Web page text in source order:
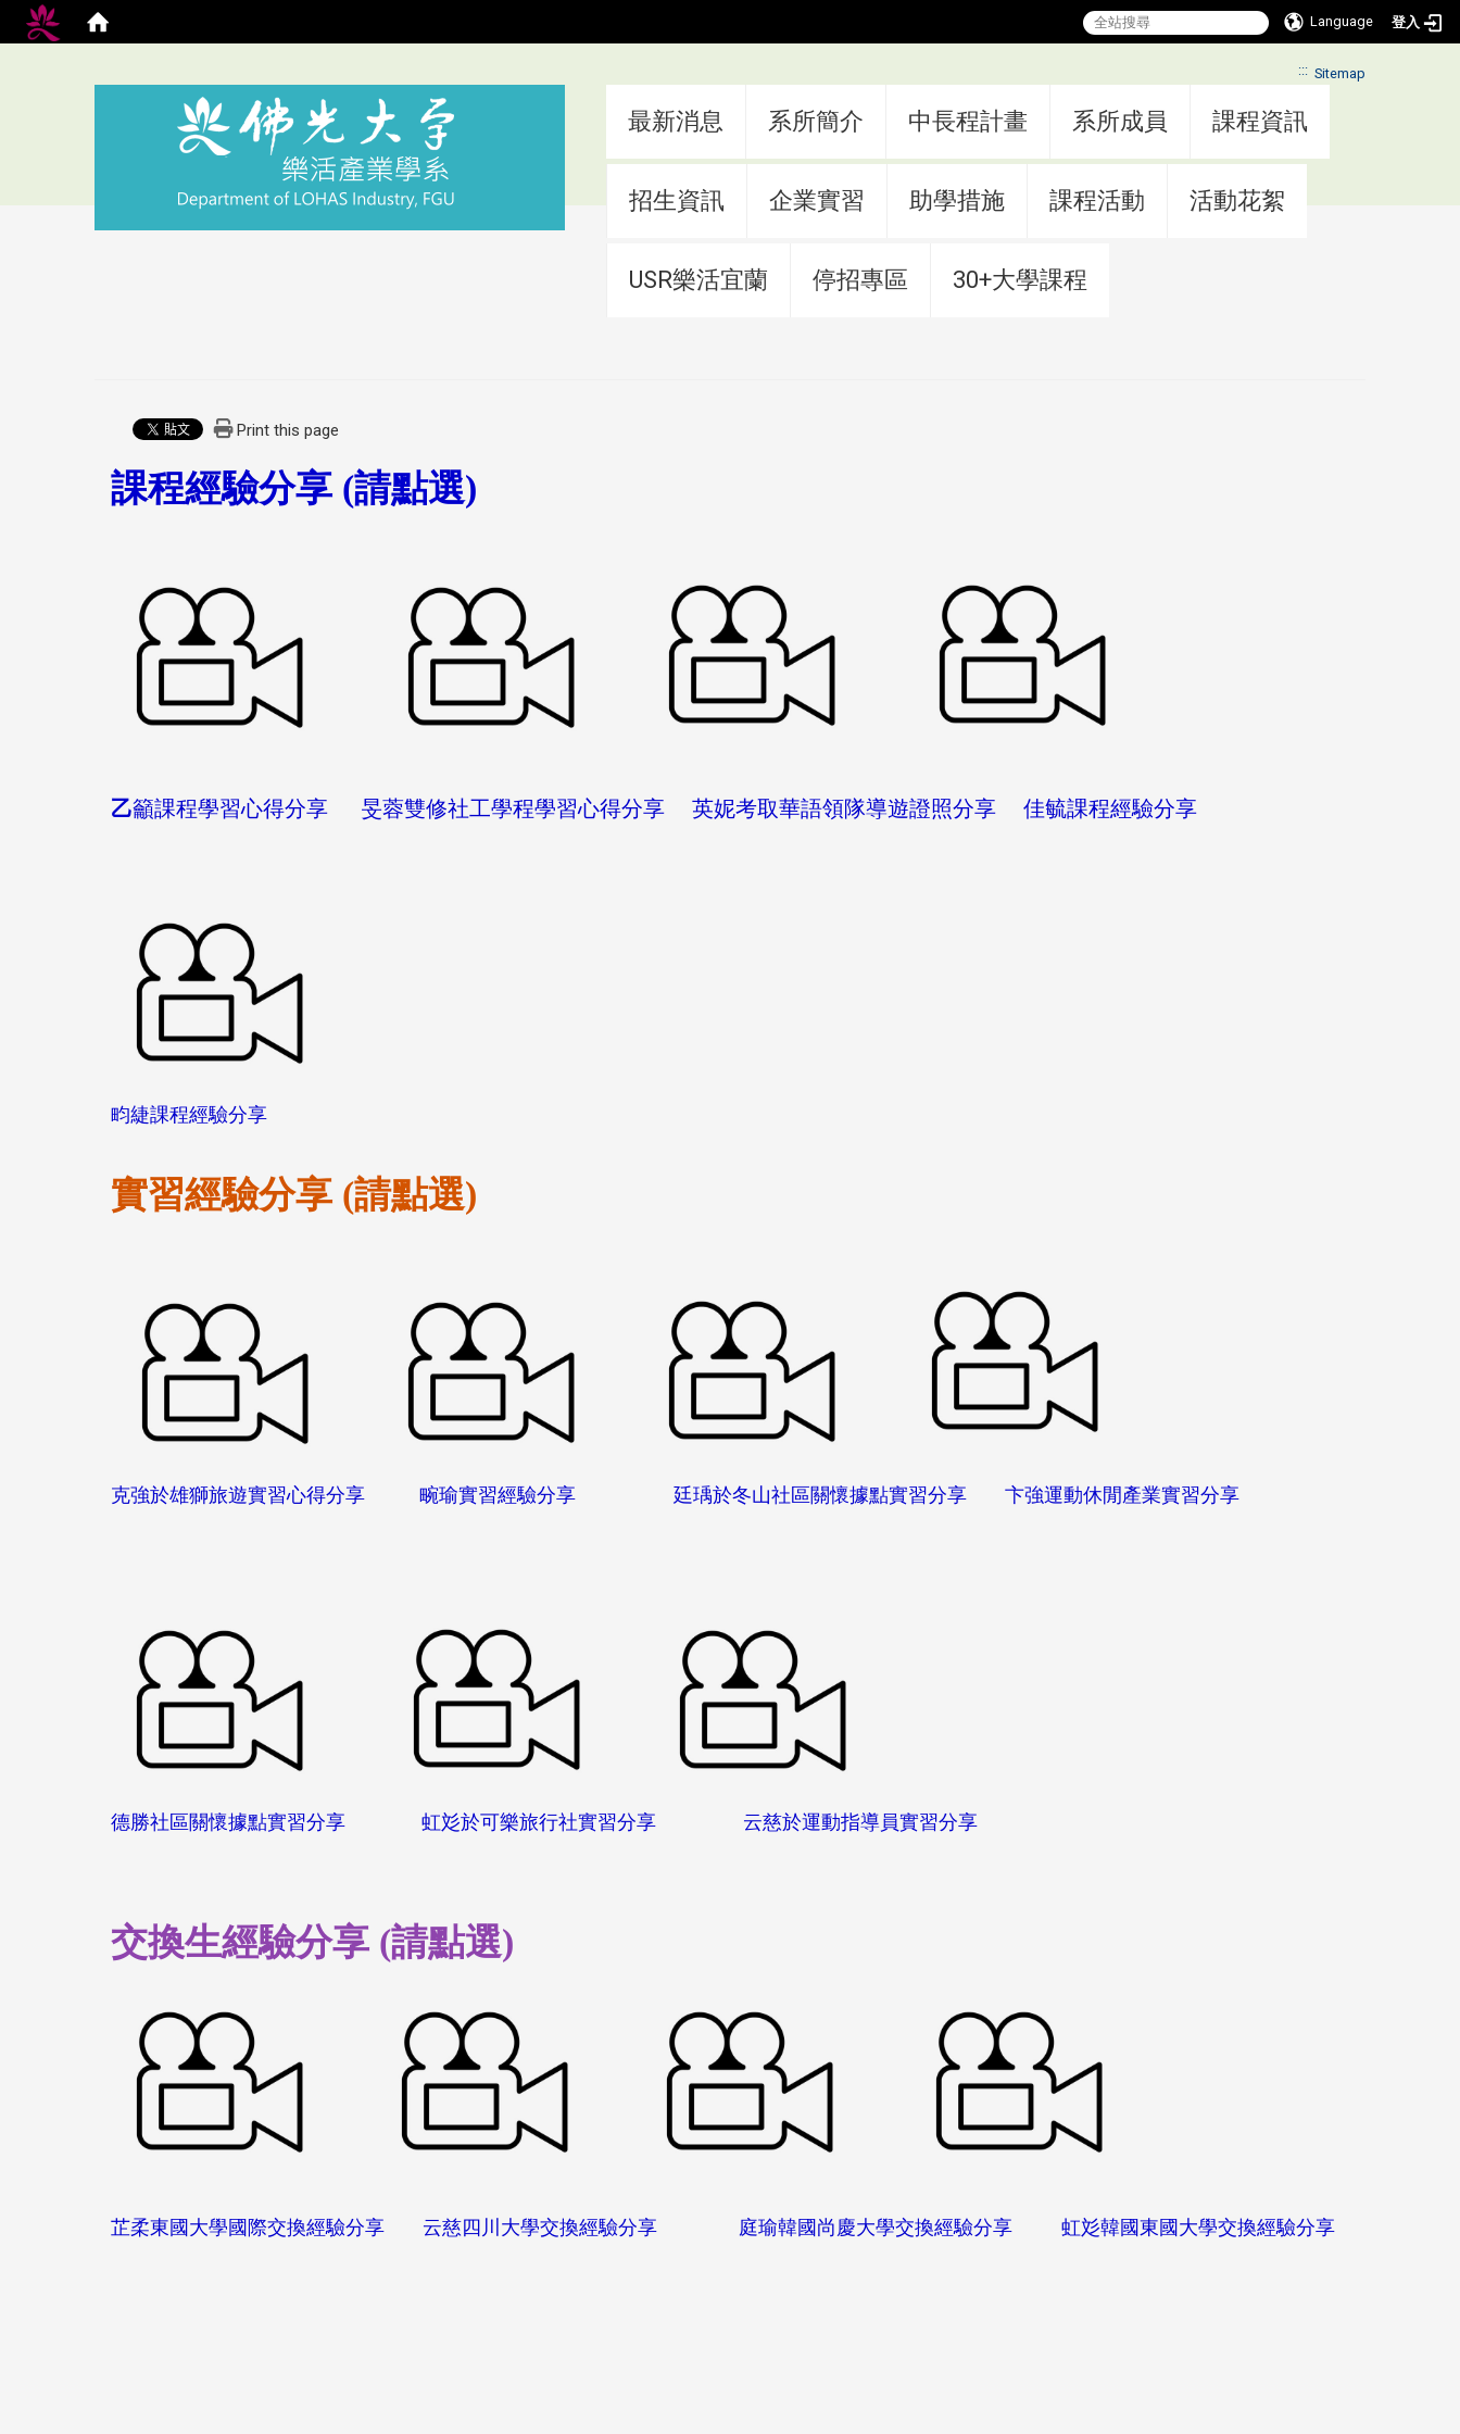
Language 登入
::: Sitemap
最新消息 系所簡介 中長程計畫 系所成員 課程資訊
招生資訊 企業實習 助學措施 課程活動 活動花絮
USR樂活宜蘭 停招專區 30+大學課程
Print this page
課程經驗分享 (請點選)
乙籲課程學習心得分享 旻蓉雙修社工學程學習心得分享 英妮考取華語領隊導遊證照分享 佳毓課程經驗分享
畇緁課程經驗分享
實習經驗分享 (請點選)
克強於雄獅旅遊實習心得分享 畹瑜實習經驗分享 廷瑀於冬山社區關懷據點實習分享 卞強運動休閒產業實習分享
德勝社區關懷據點實習分享 虹彣於可樂旅行社實習分享 云慈於運動指導員實習分享
交換生經驗分享 (請點選)
芷柔東國大學國際交換經驗分享 云慈四川大學交換經驗分享 庭瑜韓國尚慶大學交換經驗分享 虹彣韓國東國大學交換經驗分享